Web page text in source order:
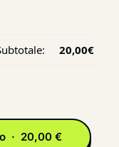
20,00€
· 20,00 €